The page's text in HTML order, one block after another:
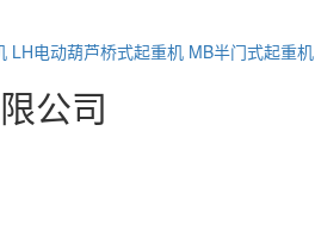
LH电动葫芦桥式起重机 MB半门式起重机
公司